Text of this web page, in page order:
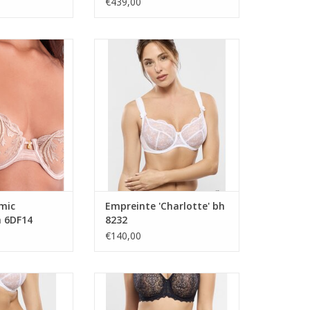
'Cosmic
6DF14
bh met beugel
TOEVOEGEN AAN WINKELWAGEN
Empreinte 'Charlotte' bh
8232
€140,00
tailleslip
TOEVOEGEN AAN WINKELWAGEN